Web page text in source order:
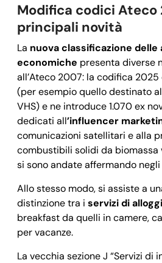
Modifica codici Ateco
principali novità
La nuova classificazione
economiche presenta diverse
all’Ateco 2007: la codifica
(per esempio quello destinato
VHS) e ne introduce 1.070 ex
dedicati all’influencer
comunicazioni satellitari e alla
combustibili solidi da
si sono andate affermando
Allo stesso modo, si assiste a
distinzione tra i servizi di
breakfast da quelli in camere,
per vacanze.
La vecchia sezione J “Servizi di